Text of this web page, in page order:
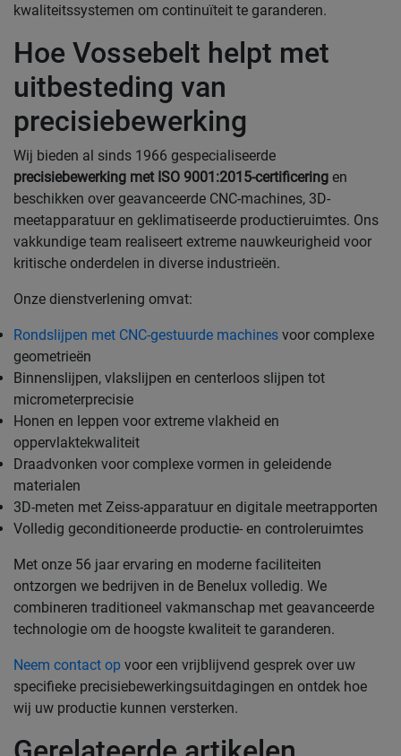
kwaliteitssystemen om continuïteit te garanderen.
Hoe Vossebelt helpt met
uitbesteding van
precisiebewerking
Wij bieden al sinds 1966 gespecialiseerde
precisiebewerking met ISO 9001:2015-certificering en
beschikken over geavanceerde CNC-machines, 3D-
meetapparatuur en geklimatiseerde productieruimtes. Ons
vakkundige team realiseert extreme nauwkeurigheid voor
kritische onderdelen in diverse industrieën.
Onze dienstverlening omvat:
Rondslijpen met CNC-gestuurde machines voor complexe
geometrieën
Binnenslijpen, vlakslijpen en centerloos slijpen tot
micrometerprecisie
Honen en leppen voor extreme vlakheid en
oppervlaktekwaliteit
Draadvonken voor complexe vormen in geleidende
materialen
3D-meten met Zeiss-apparatuur en digitale meetrapporten
Volledig geconditioneerde productie- en controleruimtes
Met onze 56 jaar ervaring en moderne faciliteiten
ontzorgen we bedrijven in de Benelux volledig. We
combineren traditioneel vakmanschap met geavanceerde
technologie om de hoogste kwaliteit te garanderen.
Neem contact op voor een vrijblijvend gesprek over uw
specifieke precisiebewerkingsuitdagingen en ontdek hoe
wij uw productie kunnen versterken.